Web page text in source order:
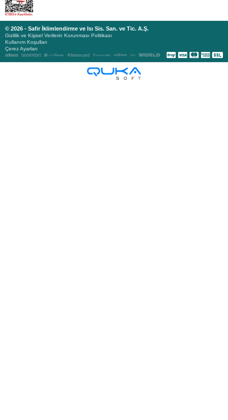
© 2026 - Safir İklimlendirme ve Isı Sis. San. ve Tic. A.Ş.
Gizlilik ve Kişisel Verilerin Korunması Politikası
Kullanım Koşulları
Çerez Ayarları